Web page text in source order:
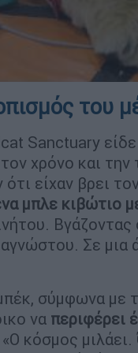
του
Sanctuary είδε
χρόνο και
είχαν βρει
μπλε κιβώτιο
Βγάζοντας
Σε μια
σύμφωνα με
να περιφέρει
κόσμος